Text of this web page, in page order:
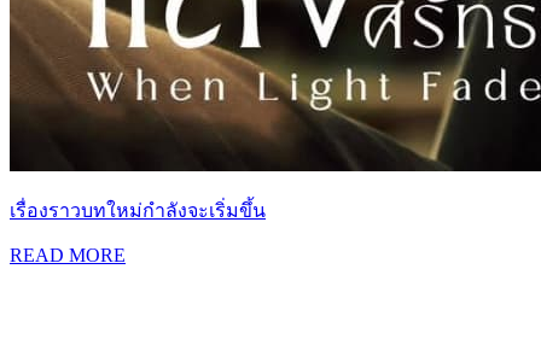
เรื่องราวบทใหม่กำลังจะเริ่มขึ้น
READ MORE